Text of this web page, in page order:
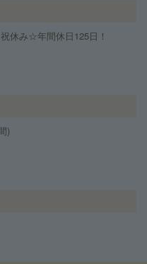
休み☆年間休日125日！
)